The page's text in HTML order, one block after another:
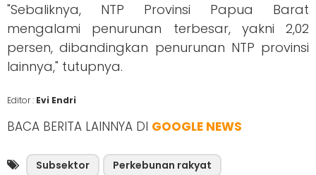
"Sebaliknya, NTP Provinsi Papua Barat
mengalami penurunan terbesar, yakni 2,02
persen, dibandingkan penurunan NTP provinsi
lainnya," tutupnya.
Editor : Evi Endri
BACA BERITA LAINNYA DI GOOGLE NEWS
Subsektor Perkebunan rakyat